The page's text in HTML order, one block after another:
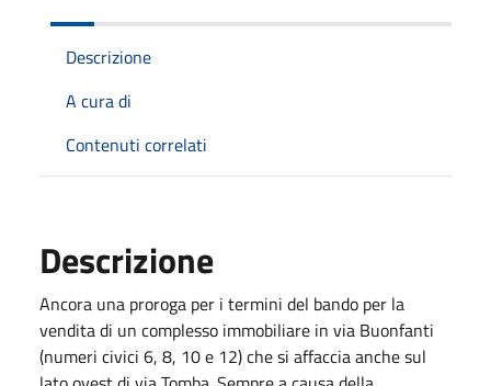
Descrizione
A cura di
Contenuti correlati
Descrizione
Ancora una proroga per i termini del bando per la
vendita di un complesso immobiliare in via Buonfanti
(numeri civici 6, 8, 10 e 12) che si affaccia anche sul